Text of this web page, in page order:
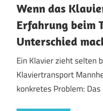
Wenn das
Erfahrung beim
Unterschied
Ein Klavier zieht selten
Klaviertransport
konkretes Problem: